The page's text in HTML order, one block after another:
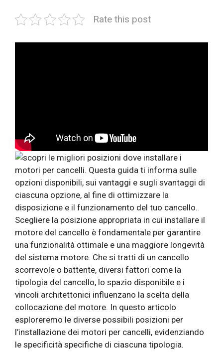
Rate this post
Scegliere la posizione appropriata in cui installare il
motore del cancello è fondamentale per garantire
una funzionalità ottimale e una maggiore longevità
del sistema motore. Che si tratti di un cancello
scorrevole o battente, diversi fattori come la
tipologia del cancello, lo spazio disponibile e i
vincoli architettonici influenzano la scelta della
collocazione del motore. In questo articolo
esploreremo le diverse possibili posizioni per
l’installazione dei motori per cancelli, evidenziando
le specificità specifiche di ciascuna tipologia.